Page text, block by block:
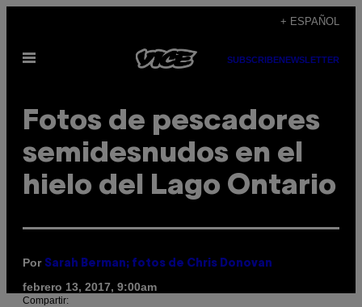
contenido
+ ESPAÑOL
Abrir
SUBSCRIBENEWSLETTER
Fotos de pescadores
semidesnudos en el
hielo del Lago Ontario
Por Sarah Berman; fotos de Chris Donovan
febrero 13, 2017, 9:00am
Compartir: